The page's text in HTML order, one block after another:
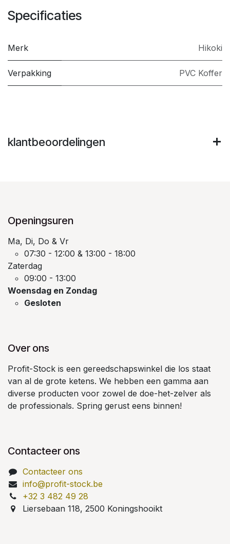
Specificaties
Merk Hikoki
Verpakking PVC Koffer
klantbeoordelingen
Openingsuren
Ma, Di, Do & Vr
07:30 - 12:00 & 13:00 - 18:00
Zaterdag
09:00 - 13:00
Woensdag en Zondag
Gesloten
Over ons
Profit-Stock is een gereedschapswinkel die los staat
van al de grote ketens. We hebben een gamma aan
diverse producten voor zowel de doe-het-zelver als
de professionals. Spring gerust eens binnen!
Contacteer ons
Contacteer ons
info@profit-stock.be
+32 3 482 49 28
Liersebaan 118, 2500 Koningshooikt